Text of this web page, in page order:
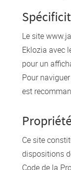
Le site
Eklozia avec
pour un
Pour
est
Ce site
dispositions
Code de la